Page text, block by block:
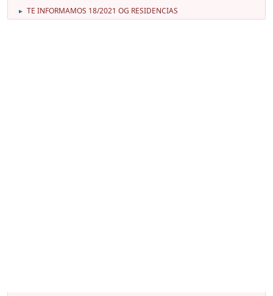
► TE INFORMAMOS 18/2021 OG RESIDENCIAS